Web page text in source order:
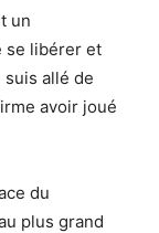
un
se libérer et
suis allé de
avoir joué
du
plus grand